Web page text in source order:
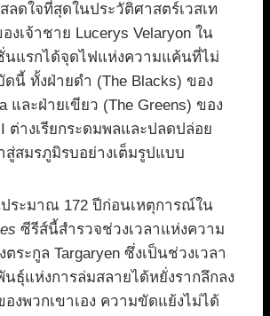
ลดใจที่สุดในประวัติศาสตร์เวสเท
งเจ้าชาย Lucerys Velaryon ใน
แรกได้จุดไฟแห่งความแค้นที่ไม่
นี้ ทั้งฝ่ายดำ (The Blacks) ของ
และฝ่ายเขียว (The Greens) ของ
ต่างเรียกระดมพลและปลดปล่อย
สู่สมรภูมิรบอย่างเต็มรูปแบบ
ประมาณ 172 ปีก่อนเหตุการณ์ใน
ซีรีส์นี้สำรวจช่วงเวลาแห่งความ
ตระกูล Targaryen ซึ่งเป็นช่วงเวลา
นธุ์แห่งการล่มสลายได้หยั่งรากลึกลง
งพวกเขาเอง ความขัดแย้งไม่ได้